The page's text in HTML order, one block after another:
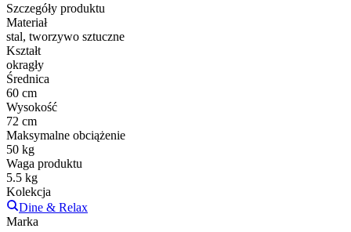
Szczegóły produktu
Materiał
stal, tworzywo sztuczne
Kształt
okragły
Średnica
60 cm
Wysokość
72 cm
Maksymalne obciążenie
50 kg
Waga produktu
5.5 kg
Kolekcja
Dine & Relax
Marka